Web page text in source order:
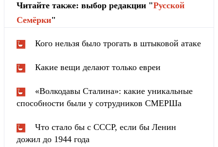
Читайте также: выбор редакции "Русской
Cемёрки"
Кого нельзя было трогать в штыковой атаке
Какие вещи делают только евреи
«Волкодавы Сталина»: какие уникальные
способности были у сотрудников СМЕРШа
Что стало бы с СССР, если бы Ленин
дожил до 1944 года